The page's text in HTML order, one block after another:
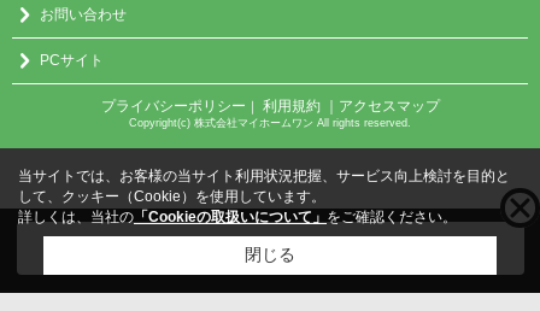
お問い合わせ
PCサイト
プライバシーポリシー ｜ 利用規約 ｜アクセスマップ
Copyright(c) 株式会社マイホームワン All rights reserved.
こちらの物件をご覧の方にお勧めな物件
当サイトでは、お客様の当サイト利用状況把握、サービス向上検討を目的と
して、クッキー（Cookie）を使用しています。
詳しくは、当社の 「Cookieの取扱いについて」 をご確認ください。
閉じる